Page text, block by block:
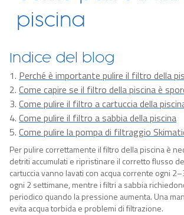
piscina
Indice del blog
Perché è importante pulire il filtro della
Come capire se il filtro della piscina è
Come pulire il filtro a cartuccia della
Come pulire il filtro a sabbia della piscina
Come pulire la pompa di filtraggio
Per pulire correttamente il filtro della piscina è
detriti accumulati e ripristinare il corretto flusso
cartuccia vanno lavati con acqua corrente ogni
ogni 2 settimane, mentre i filtri a sabbia
periodico quando la pressione aumenta. Una
evita acqua torbida e problemi di filtrazione.